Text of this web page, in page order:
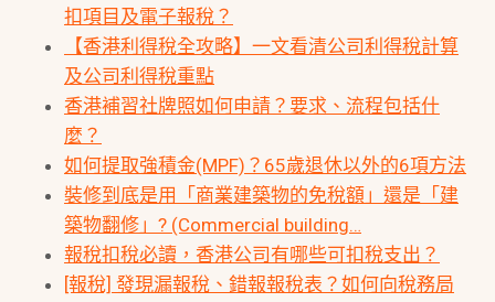
扣項目及電子報稅？
【香港利得稅全攻略】一文看清公司利得稅計算
及公司利得稅重點
香港補習社牌照如何申請？要求、流程包括什
麼？
如何提取強積金(MPF)？65歲退休以外的6項方法
裝修到底是用「商業建築物的免稅額」還是「建
築物翻修」? (Commercial building…
報稅扣稅必讀，香港公司有哪些可扣稅支出？
[報稅] 發現漏報稅、錯報報稅表？如何向稅務局